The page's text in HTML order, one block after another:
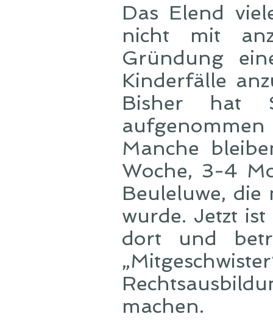
Das Elend
nicht mit
Gründung
Kinderfälle
Bisher hat
Manche
Woche, 3-4
Beuleluwe,
wurde. Jetzt
dort und
machen.